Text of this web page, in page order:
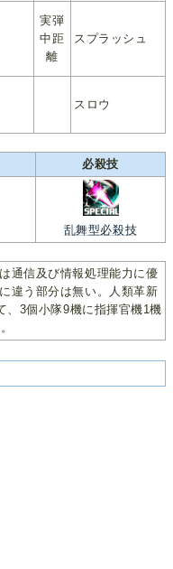
実弾
中距
離
スプラッシュ
スロウ
必殺技
乱舞型必殺技
通信及び情報処理能力に優
違う部分は無い。人類革新
、3個小隊9機に指揮官機1機